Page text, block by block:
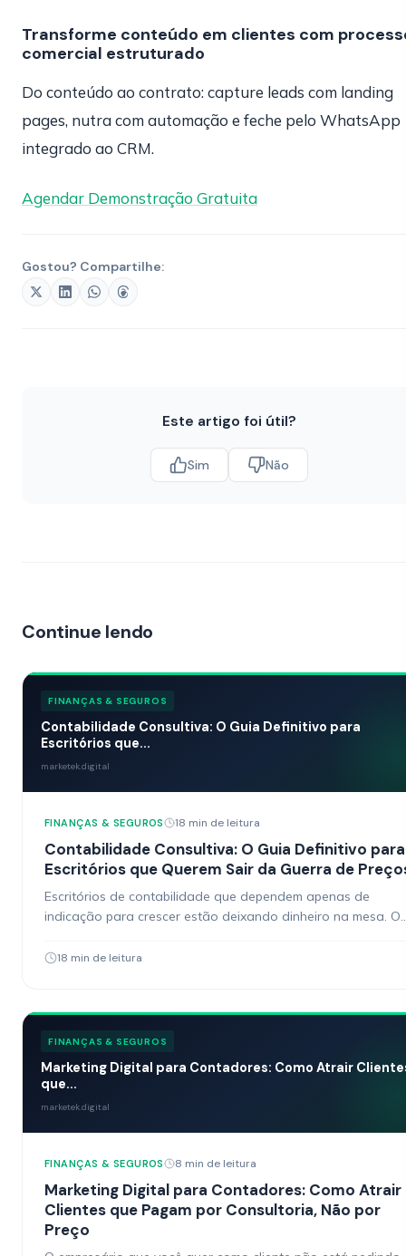
Transforme conteúdo em clientes com
comercial estruturado
Do conteúdo ao contrato: capture leads com landing
pages, nutra com automação e feche pelo WhatsApp
integrado ao CRM.
Agendar Demonstração Gratuita
Gostou? Compartilhe:
Este artigo foi útil?
Sim Não
Continue lendo
FINANÇAS & SEGUROS
Contabilidade Consultiva: O Guia Definitivo para
Escritórios que...
marketek.digital
FINANÇAS & SEGUROS 18 min de leitura
Contabilidade Consultiva: O Guia Definitivo para
Escritórios que Querem Sair da Guerra de
Escritórios de contabilidade que dependem apenas de
indicação para crescer estão deixando dinheiro na mesa. O
18 min de leitura
FINANÇAS & SEGUROS
Marketing Digital para Contadores: Como Atrair
que...
marketek.digital
FINANÇAS & SEGUROS 8 min de leitura
Marketing Digital para Contadores: Como Atrair
Clientes que Pagam por Consultoria, Não por
Preço